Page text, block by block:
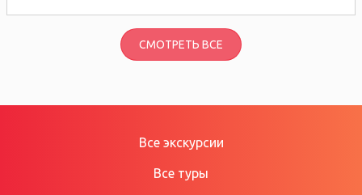
СМОТРЕТЬ ВСЕ
Все экскурсии
Все туры